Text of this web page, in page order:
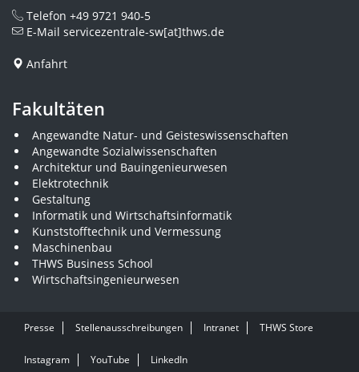
Telefon +49 9721 940-5
E-Mail servicezentrale-sw[at]thws.de
Anfahrt
Fakultäten
Angewandte Natur- und Geisteswissenschaften
Angewandte Sozialwissenschaften
Architektur und Bauingenieurwesen
Elektrotechnik
Gestaltung
Informatik und Wirtschaftsinformatik
Kunststofftechnik und Vermessung
Maschinenbau
THWS Business School
Wirtschaftsingenieurwesen
Presse Stellenausschreibungen Intranet THWS Store
Instagram YouTube LinkedIn